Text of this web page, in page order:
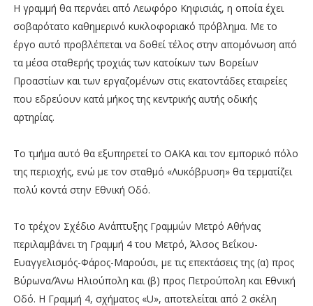
Η γραμμή θα περνάει από Λεωφόρο Κηφισιάς, η οποία έχει
σοβαρότατο καθημερινό κυκλοφοριακό πρόβλημα. Με το
έργο αυτό προβλέπεται να δοθεί τέλος στην απομόνωση από
τα μέσα σταθερής τροχιάς των κατοίκων των Βορείων
Προαστίων και των εργαζομένων στις εκατοντάδες εταιρείες
που εδρεύουν κατά μήκος της κεντρικής αυτής οδικής
αρτηρίας.
Το τμήμα αυτό θα εξυπηρετεί το ΟΑΚΑ και τον εμπορικό πόλο
της περιοχής, ενώ με τον σταθμό «Λυκόβρυση» θα τερματίζει
πολύ κοντά στην Εθνική Οδό.
Το τρέχον Σχέδιο Ανάπτυξης Γραμμών Μετρό Αθήνας
περιλαμβάνει τη Γραμμή 4 του Μετρό, Άλσος Βεΐκου-
Ευαγγελισμός-Φάρος-Μαρούσι, με τις επεκτάσεις της (α) προς
Βύρωνα/Άνω Ηλιούπολη και (β) προς Πετρούπολη και Εθνική
Οδό. Η Γραμμή 4, σχήματος «U», αποτελείται από 2 σκέλη